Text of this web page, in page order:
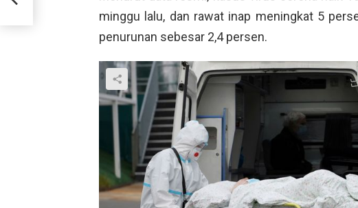
minggu lalu, dan rawat inap meningkat 5
penurunan sebesar 2,4 persen.